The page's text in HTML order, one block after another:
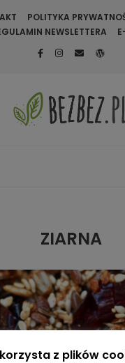
POLITYKA
NEWSLETTERA
ZIARNA
z plików